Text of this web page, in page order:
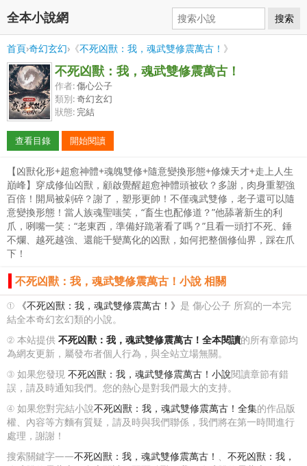
全本小說網 搜索
首頁›奇幻玄幻›《不死凶獸：我，魂武雙修震萬古！ 》
不死凶獸：我，魂武雙修震萬古！
作者:傷心公子
類別:奇幻玄幻
狀態: 完結
查看目錄 開始閱讀
【凶獸化形+超愈神體+魂魄雙修+隨意變換形態+修煉天才+走上人生
巔峰】穿成修仙凶獸，顧啟覺醒超愈神體頭被砍？多謝，肉身重塑強
百倍！開局被剁碎？謝了，塑形更帥！不僅魂武雙修，老子還可以隨
意變換形態！當人族魂聖嗤笑，“畜生也配修道？”他舔著新生的利
爪，咧嘴一笑：“老東西，準備好跪著看了嗎？”且看一頭打不死、錘
不爛、越死越強、還能千變萬化的凶獸，如何把整個修仙界，踩在爪
下！
不死凶獸：我，魂武雙修震萬古！小說 相關
① 《不死凶獸：我，魂武雙修震萬古！》 是 傷心公子 所寫的一本完
結全本奇幻玄幻類的小說。
② 本站提供 不死凶獸：我，魂武雙修震萬古！全本閱讀的所有章節均
為網友更新，屬發布者個人行為，與全站立場無關。
③ 如果您發現 不死凶獸：我，魂武雙修震萬古！小說閱讀章節有錯
誤，請及時通知我們。您的熱心是對我們最大的支持。
④ 如果您對完結小說不死凶獸：我，魂武雙修震萬古！全集的作品版
權、內容等方麵有質疑，請及時與我們聯係，我們將在第一時間進行
處理，謝謝！
搜索關鍵字——不死凶獸：我，魂武雙修震萬古！ 、 不死凶獸：我，